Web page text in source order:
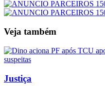
Veja também
Justiça